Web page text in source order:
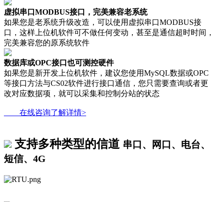
虚拟串口MODBUS接口，完美兼容老系统
如果您是老系统升级改造，可以使用虚拟串口MODBUS接
口，这样上位机软件可不做任何变动，甚至是通信超时时间，
完美兼容您的原系统软件
数据库或OPC接口也可测控硬件
如果您是新开发上位机软件，建议您使用MySQL数据或OPC
等接口方法与CS02软件进行接口通信，您只需要查询或者更
改对应数据项，就可以采集和控制分站的状态
在线咨询了解详情>
支持多种类型的信道 串口、网口、电台、
短信、4G